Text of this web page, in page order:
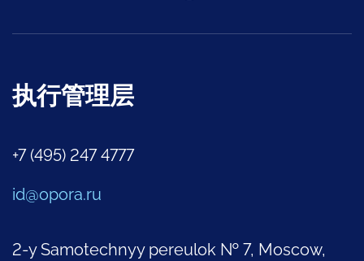
执行管理层
+7 (495) 247 4777
id@opora.ru
2-y Samotechnyy pereulok № 7, Moscow,